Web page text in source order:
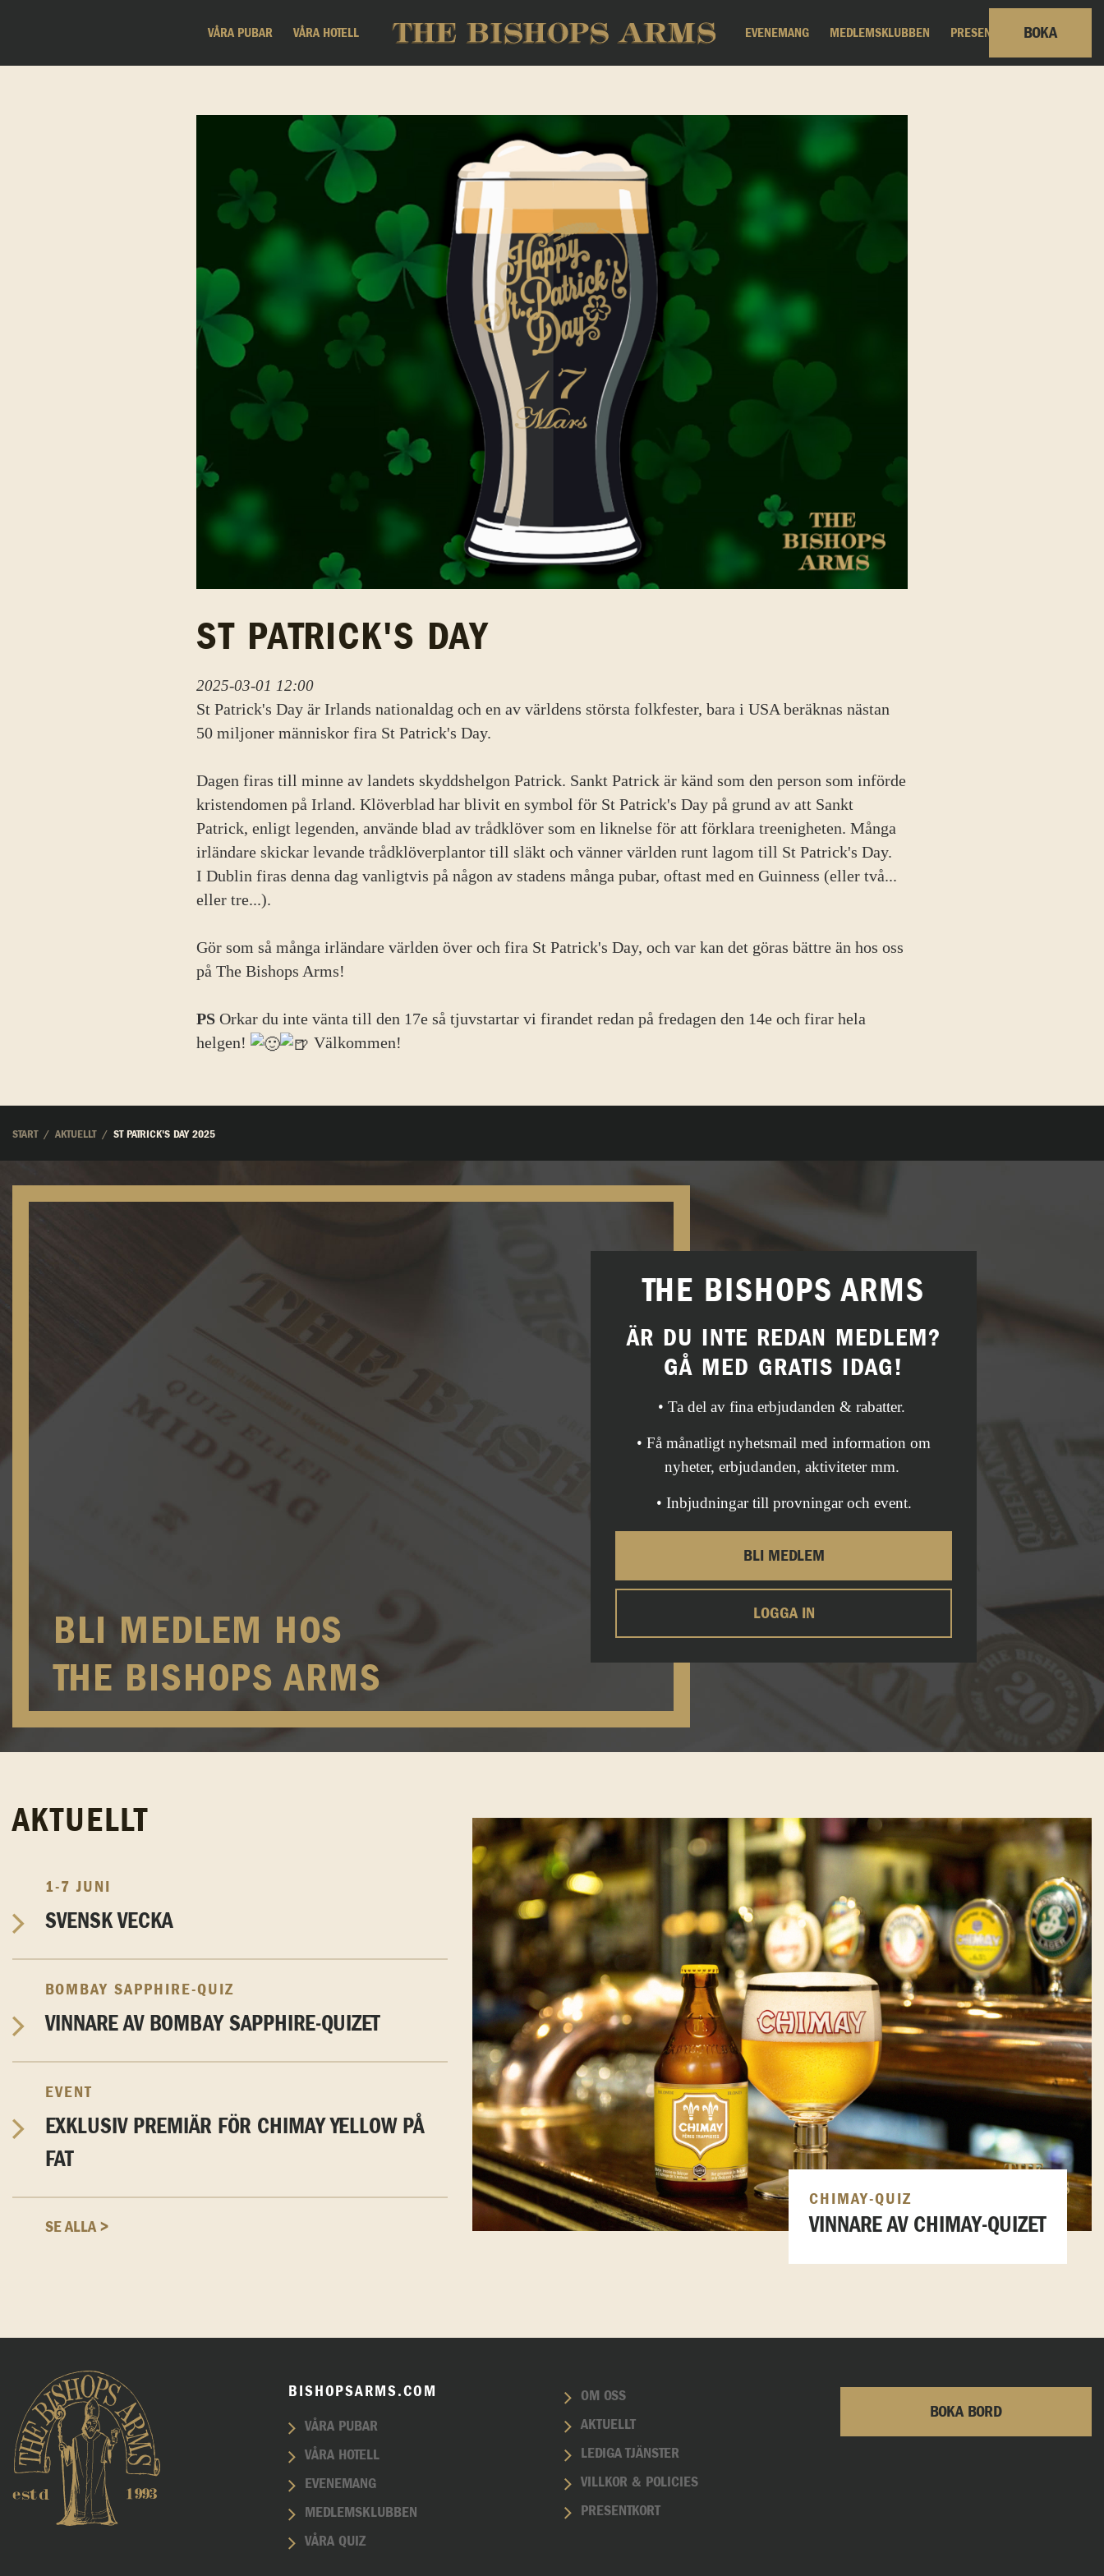
VÅRA PUBAR VÅRA HOTELL EVENEMANG MEDLEMSKLUBBEN PRESENTKORT BOKA
ST PATRICK'S DAY
2025-03-01 12:00
St Patrick's Day är Irlands nationaldag och en av världens största folkfester, bara i USA beräknas nästan
50 miljoner människor fira St Patrick's Day.
Dagen firas till minne av landets skyddshelgon Patrick. Sankt Patrick är känd som den person som införde
kristendomen på Irland. Klöverblad har blivit en symbol för St Patrick's Day på grund av att Sankt
Patrick, enligt legenden, använde blad av trådklöver som en liknelse för att förklara treenigheten. Många
irländare skickar levande trådklöverplantor till släkt och vänner världen runt lagom till St Patrick's Day.
I Dublin firas denna dag vanligtvis på någon av stadens många pubar, oftast med en Guinness (eller två...
eller tre...).
Gör som så många irländare världen över och fira St Patrick's Day, och var kan det göras bättre än hos oss
på The Bishops Arms!
PS Orkar du inte vänta till den 17e så tjuvstartar vi firandet redan på fredagen den 14e och firar hela
helgen!
Välkommen!
START AKTUELLT ST PATRICK'S DAY 2025
BLI MEDLEM HOS
THE BISHOPS ARMS
THE BISHOPS ARMS
ÄR DU INTE REDAN MEDLEM?
GÅ MED GRATIS IDAG!
• Ta del av fina erbjudanden & rabatter.
• Få månatligt nyhetsmail med information om
nyheter, erbjudanden, aktiviteter mm.
• Inbjudningar till provningar och event.
BLI MEDLEM
LOGGA IN
CHIMAY-QUIZ
VINNARE AV CHIMAY-QUIZET
AKTUELLT
1-7 JUNI
SVENSK VECKA
BOMBAY SAPPHIRE-QUIZ
VINNARE AV BOMBAY SAPPHIRE-QUIZET
EVENT
EXKLUSIV PREMIÄR FÖR CHIMAY YELLOW PÅ
FAT
SE ALLA >
BISHOPSARMS.COM
VÅRA PUBAR
VÅRA HOTELL
EVENEMANG
MEDLEMSKLUBBEN
VÅRA QUIZ
OM OSS
AKTUELLT
LEDIGA TJÄNSTER
VILLKOR & POLICIES
PRESENTKORT
BOKA BORD